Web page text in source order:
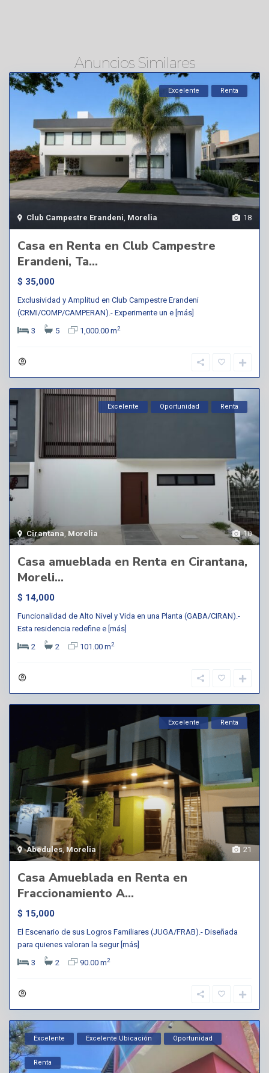
Anuncios Similares
18
Club Campestre Erandeni Morelia
Excelente Renta
Casa en Renta en Club Campestre
Erandeni, Ta...
$ 35,000
Exclusividad y Amplitud en Club Campestre Erandeni
(CRMI/COMP/CAMPERAN).- Experimente un e [más]
3
5 1,000.00 m2
10
Cirantana ,Morelia
Excelente Oportunidad Renta
Casa amueblada en Renta en Cirantana,
Moreli...
$ 14,000
Funcionalidad de Alto Nivel y Vida en una Planta (GABA/CIRAN).-
Esta residencia redefine e [más]
2
2 101.00 m2
21
Abedules, Morelia
Excelente Renta
Casa Amueblada en Renta en
Fraccionamiento A...
$ 15,000
El Escenario de sus Logros Familiares (JUGA/FRAB).- Diseñada
para quienes valoran la segur [más]
3
2 90.00 m2
Excelente Excelente Ubicación Oportunidad
Renta